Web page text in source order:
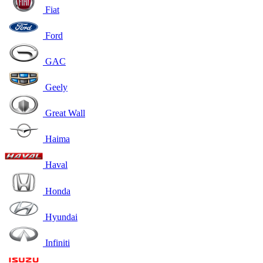
Fiat
Ford
GAC
Geely
Great Wall
Haima
Haval
Honda
Hyundai
Infiniti